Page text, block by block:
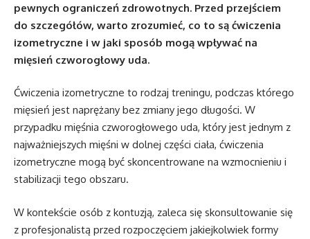
pewnych ograniczeń zdrowotnych. Przed przejściem
do szczegółów, warto zrozumieć, co to są ćwiczenia
izometryczne i w jaki sposób mogą wpływać na
mięsień czworogłowy uda.
Ćwiczenia izometryczne to rodzaj treningu, podczas którego
mięsień jest naprężany bez zmiany jego długości. W
przypadku mięśnia czworogłowego uda, który jest jednym z
najważniejszych mięśni w dolnej części ciała, ćwiczenia
izometryczne mogą być skoncentrowane na wzmocnieniu i
stabilizacji tego obszaru.
W kontekście osób z kontuzją, zaleca się skonsultowanie się
z profesjonalistą przed rozpoczęciem jakiejkolwiek formy